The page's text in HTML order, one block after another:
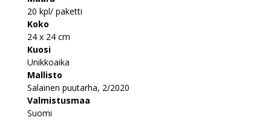
20 kpl/ paketti
Koko
24 x 24 cm
Kuosi
Unikkoaika
Mallisto
Salainen puutarha, 2/2020
Valmistusmaa
Suomi